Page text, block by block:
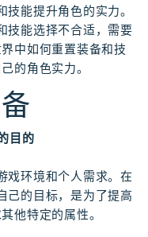
能提升角色的实力。
技能选择不合适，需要
中如何重置装备和技
的角色实力。
目的
戏环境和个人需求。在
己的目标，是为了提高
他特定的属性。